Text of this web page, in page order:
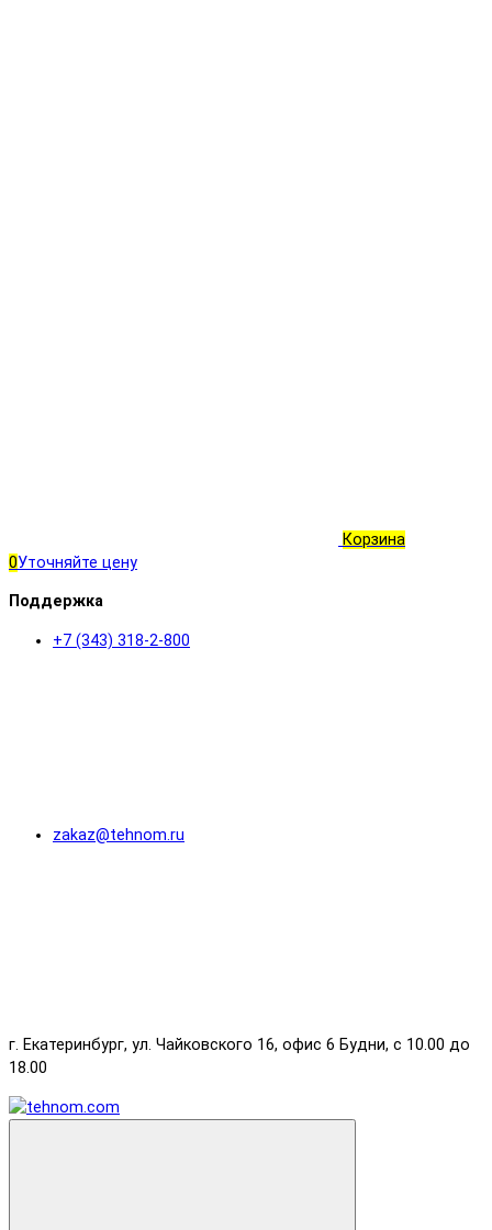
Корзина
0Уточняйте цену
Поддержка
+7 (343) 318-2-800
zakaz@tehnom.ru
г. Екатеринбург, ул. Чайковского 16, офис 6 Будни, с 10.00 до
18.00